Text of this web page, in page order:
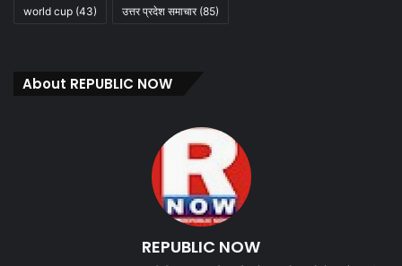
world cup (43) उत्तर प्रदेश समाचार(85)
About REPUBLIC NOW
REPUBLIC NOW